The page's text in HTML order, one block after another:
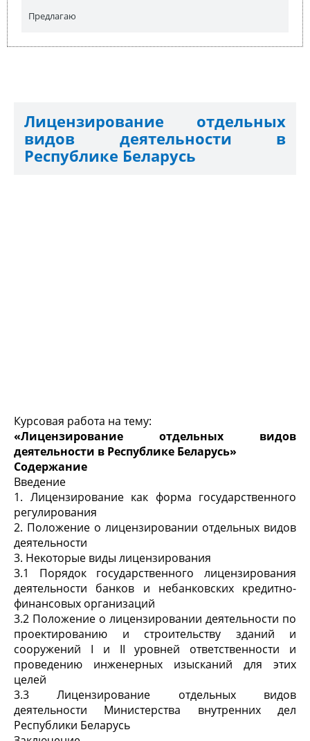
Предлагаю
Лицензирование отдельных
видов деятельности в
Республике Беларусь
Курсовая работа на тему:
«Лицензирование отдельных видов
деятельности в Республике Беларусь»
Содержание
Введение
1. Лицензирование как форма государственного
регулирования
2. Положение о лицензировании отдельных видов
деятельности
3. Некоторые виды лицензирования
3.1 Порядок государственного лицензирования
деятельности банков и небанковских кредитно-
финансовых организаций
3.2 Положение о лицензировании деятельности по
проектированию и строительству зданий и
сооружений I и II уровней ответственности и
проведению инженерных изысканий для этих
целей
3.3 Лицензирование отдельных видов
деятельности Министерства внутренних дел
Республики Беларусь